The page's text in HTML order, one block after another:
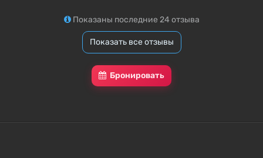
Показаны последние 24 отзыва
Показать все отзывы
Бронировать